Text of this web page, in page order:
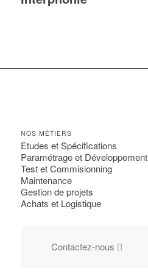
NOS MÉTIERS
Etudes et Spécifications
Paramétrage et Développement
Test et Commisionning
Maintenance
Gestion de projets
Achats et Logistique
Contactez-nous